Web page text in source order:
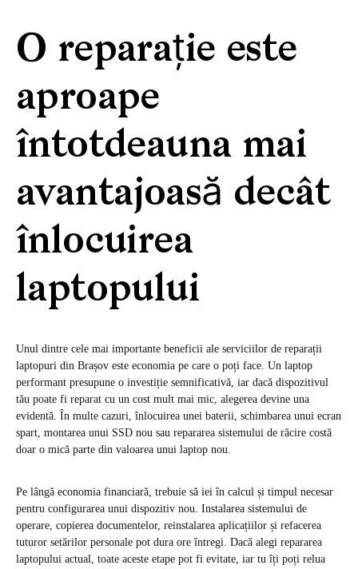
O reparație este
aproape
întotdeauna mai
avantajoasă decât
înlocuirea
laptopului
Unul dintre cele mai importante beneficii ale serviciilor de reparații
laptopuri din Brașov este economia pe care o poți face. Un laptop
performant presupune o investiție semnificativă, iar dacă dispozitivul
tău poate fi reparat cu un cost mult mai mic, alegerea devine una
evidentă. În multe cazuri, înlocuirea unei baterii, schimbarea unui ecran
spart, montarea unui SSD nou sau repararea sistemului de răcire costă
doar o mică parte din valoarea unui laptop nou.
Pe lângă economia financiară, trebuie să iei în calcul și timpul necesar
pentru configurarea unui dispozitiv nou. Instalarea sistemului de
operare, copierea documentelor, reinstalarea aplicațiilor și refacerea
tuturor setărilor personale pot dura ore întregi. Dacă alegi repararea
laptopului actual, toate aceste etape pot fi evitate, iar tu îți poți relua